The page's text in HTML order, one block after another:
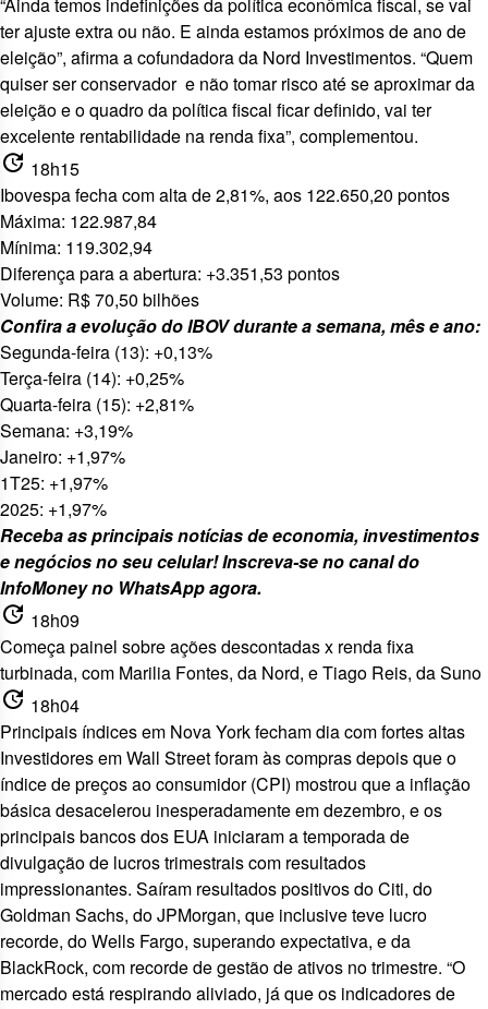
ter ajuste extra ou não. E ainda estamos próximos de ano de
eleição”, afirma a cofundadora da Nord Investimentos. “Quem
quiser ser conservador e não tomar risco até se aproximar da
eleição e o quadro da política fiscal ficar definido, vai ter
excelente rentabilidade na renda fixa”, complementou.
update 18h15
Ibovespa fecha com alta de 2,81%, aos 122.650,20 pontos
Máxima: 122.987,84
Mínima: 119.302,94
Diferença para a abertura: +3.351,53 pontos
Volume: R$ 70,50 bilhões
Confira a evolução do IBOV durante a semana, mês e ano:
Segunda-feira (13): +0,13%
Terça-feira (14): +0,25%
Quarta-feira (15): +2,81%
Semana: +3,19%
Janeiro: +1,97%
1T25: +1,97%
2025: +1,97%
Receba as principais notícias de economia, investimentos
e negócios no seu celular! Inscreva-se no canal do
InfoMoney no WhatsAppagora.
update 18h09
Começa painel sobre ações descontadas x renda fixa
turbinada, com Marilia Fontes, da Nord, e Tiago Reis, da Suno
update 18h04
Principais índices em Nova York fecham dia com fortes altas
Investidores em Wall Street foram às compras depois que o
índice de preços ao consumidor (CPI) mostrou que a inflação
básica desacelerou inesperadamente em dezembro, e os
principais bancos dos EUA iniciaram a temporada de
divulgação de lucros trimestrais com resultados
impressionantes. Saíram resultados positivosdo Citi, do
Goldman Sachs, do JPMorgan, que inclusive teve lucro
recorde, do Wells Fargo, superando expectativa, e da
BlackRock, com recorde de gestão de ativos no trimestre. “O
mercado está respirando aliviado, já que os indicadores de